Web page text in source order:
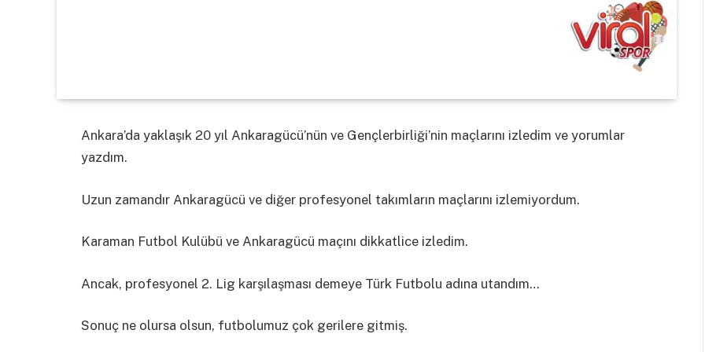
Ankara’da yaklaşık 20 yıl Ankaragücü’nün ve Gençlerbirliği’nin maçlarını izledim ve yorumlar
yazdım.
Uzun zamandır Ankaragücü ve diğer profesyonel takımların maçlarını izlemiyordum.
Karaman Futbol Kulübü ve Ankaragücü maçını dikkatlice izledim.
Ancak, profesyonel 2. Lig karşılaşması demeye Türk Futbolu adına utandım…
Sonuç ne olursa olsun, futbolumuz çok gerilere gitmiş.